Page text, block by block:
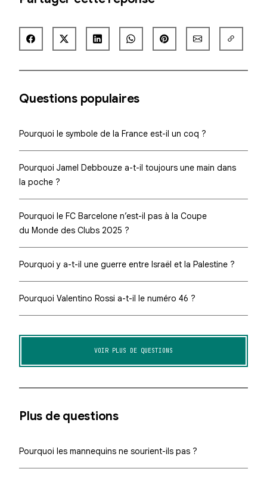
Questions populaires
Pourquoi le symbole de la France est-il un coq ?
Pourquoi Jamel Debbouze a-t-il toujours une main dans
la poche ?
Pourquoi le FC Barcelone n’est-il pas à la Coupe
du Monde des Clubs 2025 ?
Pourquoi y a-t-il une guerre entre Israël et la Palestine ?
Pourquoi Valentino Rossi a-t-il le numéro 46 ?
VOIR PLUS DE QUESTIONS
Plus de questions
Pourquoi les mannequins ne sourient-ils pas ?